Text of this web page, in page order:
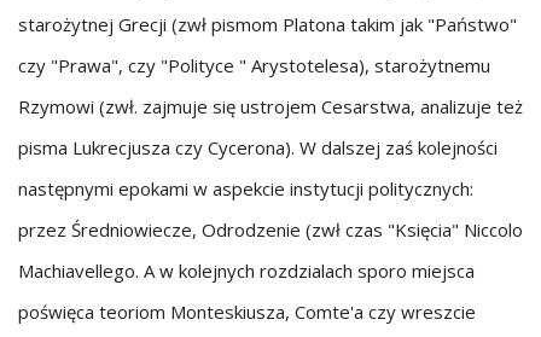
starożytnej Grecji (zwł pismom Platona takim jak "Państwo"
czy "Prawa", czy "Polityce " Arystotelesa), starożytnemu
Rzymowi (zwł. zajmuje się ustrojem Cesarstwa, analizuje też
pisma Lukrecjusza czy Cycerona). W dalszej zaś kolejności
następnymi epokami w aspekcie instytucji politycznych:
przez Średniowiecze, Odrodzenie (zwł czas "Księcia" Niccolo
Machiavellego. A w kolejnych rozdzialach sporo miejsca
poświęca teoriom Monteskiusza, Comte'a czy wreszcie